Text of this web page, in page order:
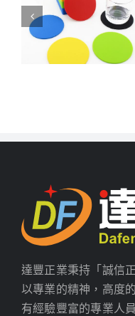
達豐正業秉持「誠信
以專業的精神，高度
有經驗豐富的專業人